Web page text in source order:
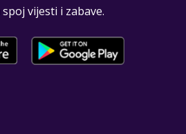
vijesti i zabave.